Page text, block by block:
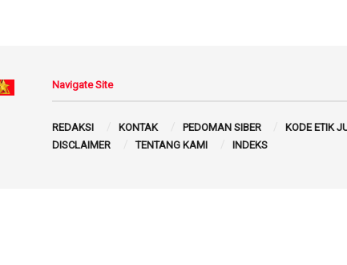
Navigate Site
REDAKSI KONTAK PEDOMAN SIBER
KODE ETIK
DISCLAIMER
TENTANG KAMI INDEKS